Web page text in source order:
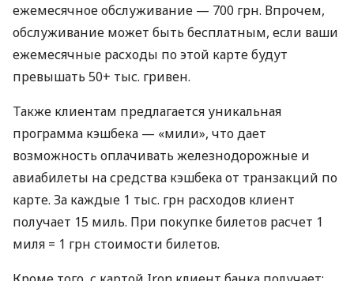
ежемесячное обслуживание — 700 грн. Впрочем,
обслуживание может быть бесплатным, если ваши
ежемесячные расходы по этой карте будут
превышать 50+ тыс. гривен.
Также клиентам предлагается уникальная
программа кэшбека — «мили», что дает
возможность оплачивать железнодорожные и
авиабилеты на средства кэшбека от транзакций по
карте. За каждые 1 тыс. грн расходов клиент
получает 15 миль. При покупке билетов расчет 1
миля = 1 грн стоимости билетов.